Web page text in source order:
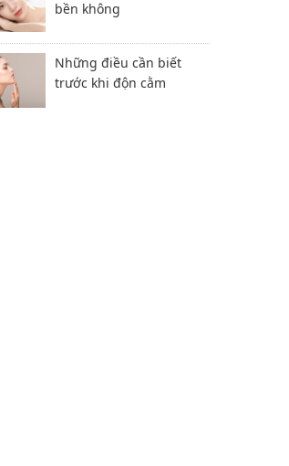
bền không
Những điều cần biết
trước khi độn cằm